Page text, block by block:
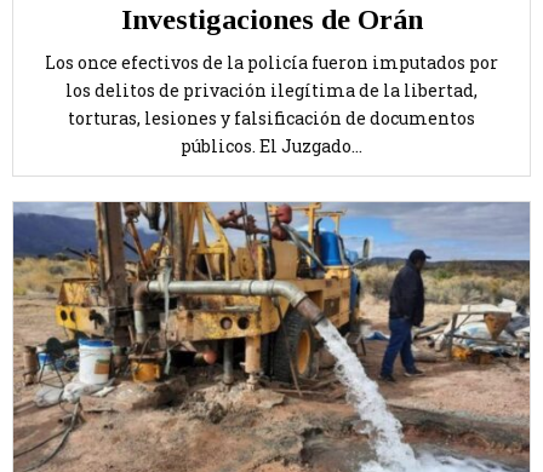
Investigaciones de Orán
Los once efectivos de la policía fueron imputados por
los delitos de privación ilegítima de la libertad,
torturas, lesiones y falsificación de documentos
públicos. El Juzgado...